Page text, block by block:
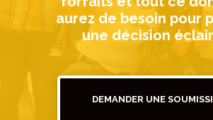
aurez de besoin pour
une décision
DEMANDER UNE